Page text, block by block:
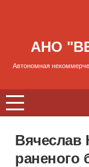
АНО
Автономная
Вячеслав
раненого